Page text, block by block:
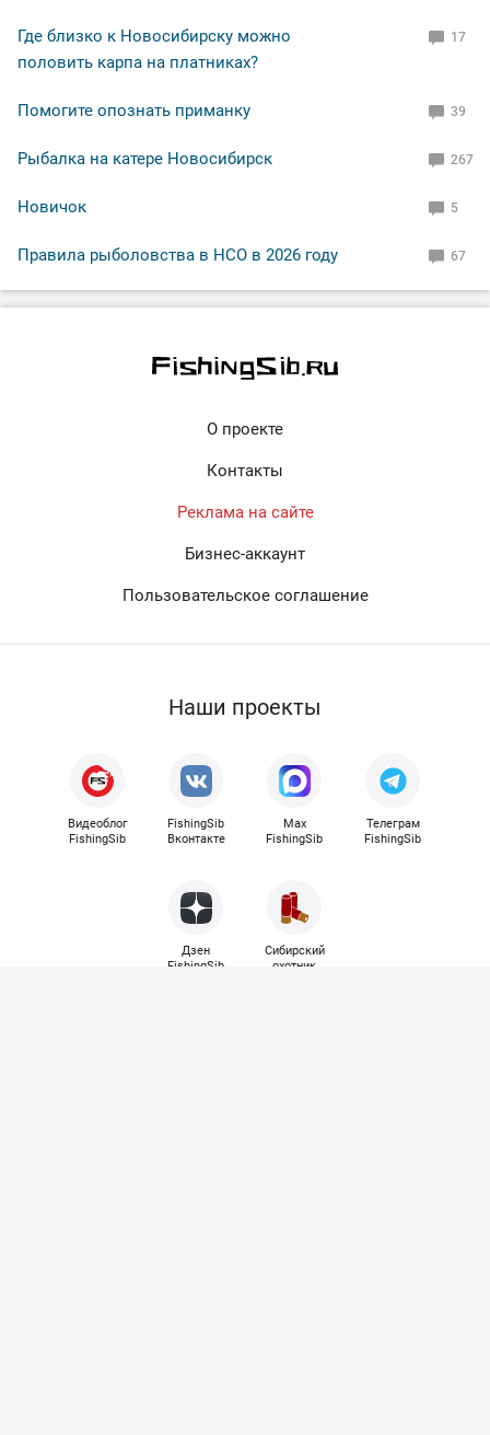
Где близко к Новосибирску можно
половить карпа на платниках?
17
Помогите опознать приманку 39
Рыбалка на катере Новосибирск 267
Новичок 5
Правила рыболовства в НСО в 2026 году 67
О проекте
Контакты
Реклама на сайте
Бизнес-аккаунт
Пользовательское соглашение
Наши проекты
Видеоблог
FishingSib
FishingSib
Вконтакте
Max
FishingSib
Телеграм
FishingSib
Дзен
FishingSib
Сибирский
охотник